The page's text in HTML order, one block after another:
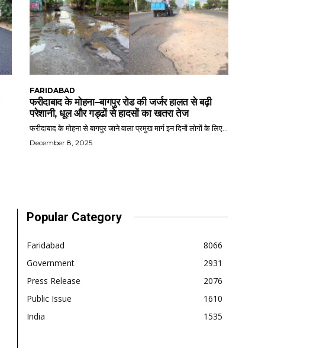
FARIDABAD
फरीदाबाद के मोहना–बागपुर रोड की जर्जर हालत से बढ़ी
परेशानी, धूल और गड्ढों से हादसों का खतरा तेज
फरीदाबाद के मोहना से बागपुर जाने वाला प्रमुख मार्ग इन दिनों लोगों के लिए...
December 8, 2025
Popular Category
Faridabad
8066
Government
2931
Press Release
2076
Public Issue
1610
India
1535